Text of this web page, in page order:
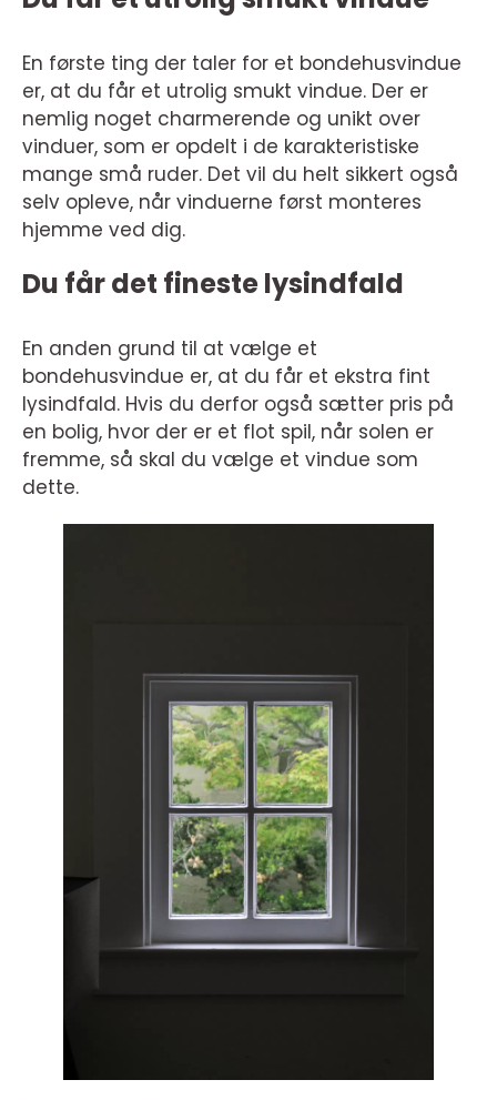
En første ting der taler for et bondehusvindue
er, at du får et utrolig smukt vindue. Der er
nemlig noget charmerende og unikt over
vinduer, som er opdelt i de karakteristiske
mange små ruder. Det vil du helt sikkert også
selv opleve, når vinduerne først monteres
hjemme ved dig.
Du får det fineste lysindfald
En anden grund til at vælge et
bondehusvindue er, at du får et ekstra fint
lysindfald. Hvis du derfor også sætter pris på
en bolig, hvor der er et flot spil, når solen er
fremme, så skal du vælge et vindue som
dette.